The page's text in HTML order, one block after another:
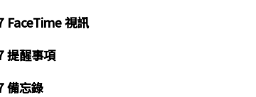
FaceTime 視訊
提醒事項
備忘錄